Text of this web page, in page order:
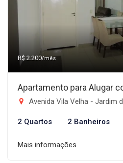
R$ 2.200/mês
Apartamento para Alugar
Avenida Vila Velha - Jardim
2 Quartos 2 Banheiros
Mais informações